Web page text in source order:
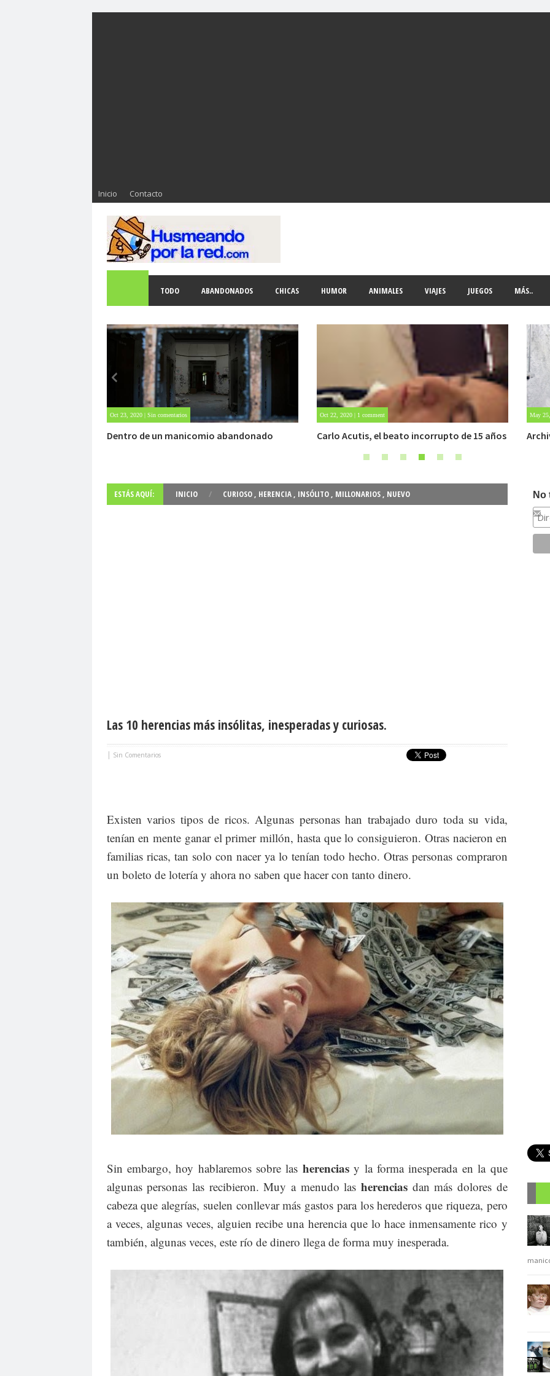
Inicio Contacto
TODO ABANDONADOS CHICAS HUMOR ANIMALES VIAJES JUEGOS MÁS..
Oct 22, 2020 | 1 comment
Carlo Acutis, el beato incorrupto de 15 años
May 25, 2020 | Sin comentarios
Archivo Getty, un tesoro bajo tierra
Apr 25,
ESTÁS AQUÍ: INICIO / CURIOSO , HERENCIA , INSÓLITO , MILLONARIOS , NUEVO
Las 10 herencias más insólitas, inesperadas y curiosas.
| Sin Comentarios
Existen varios tipos de ricos. Algunas personas han trabajado duro toda su vida,
tenían en mente ganar el primer millón, hasta que lo consiguieron. Otras nacieron en
familias ricas, tan solo con nacer ya lo tenían todo hecho. Otras personas compraron
un boleto de lotería y ahora no saben que hacer con tanto dinero.
Sin embargo, hoy hablaremos sobre las herenciasy la forma inesperada en la que
algunas personas las recibieron. Muy a menudo las herenciasdan más dolores de
cabeza que alegrías, suelen conllevar más gastos para los herederos que riqueza, pero
a veces, algunas veces, alguien recibe una herencia que lo hace inmensamente rico y
también, algunas veces, este río de dinero llega de forma muy inesperada.
No
R